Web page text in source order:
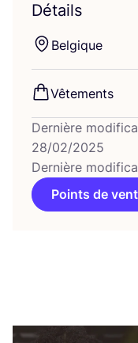
Détails
Bel­gique
Vête­ments
Dernière
28/02/2025
Dernière
Points de